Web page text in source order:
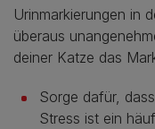
Urinmarkierungen in
überaus
deiner Katze das
Sorge dafür,
Stress ist ein